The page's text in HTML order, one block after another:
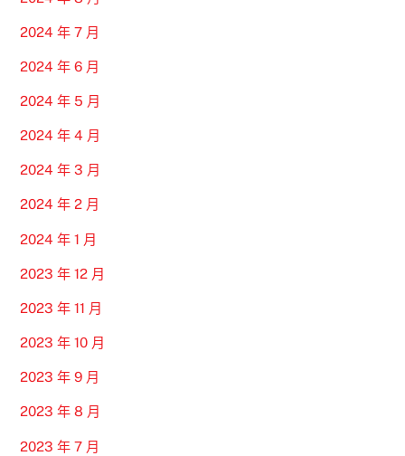
2024 年 7 月
2024 年 6 月
2024 年 5 月
2024 年 4 月
2024 年 3 月
2024 年 2 月
2024 年 1 月
2023 年 12 月
2023 年 11 月
2023 年 10 月
2023 年 9 月
2023 年 8 月
2023 年 7 月